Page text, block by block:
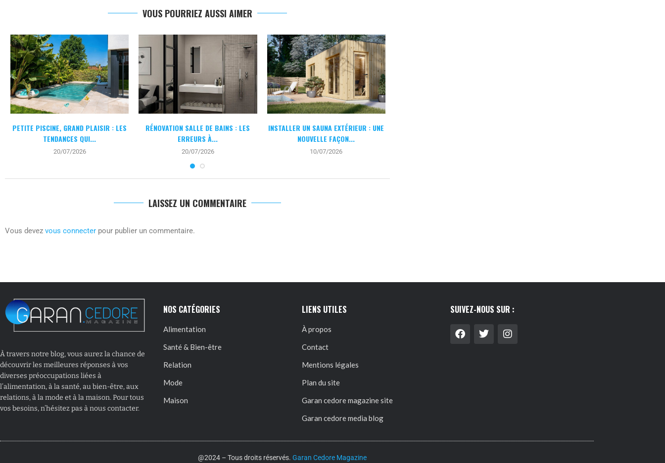
VOUS POURRIEZ AUSSI AIMER
PETITE PISCINE, GRAND PLAISIR : LES
TENDANCES QUI...
20/07/2026
RÉNOVATION SALLE DE BAINS : LES
ERREURS À...
20/07/2026
INSTALLER UN SAUNA EXTÉRIEUR : UNE
NOUVELLE FAÇON...
10/07/2026
LAISSEZ UN COMMENTAIRE
Vous devez vous connecter pour publier un commentaire.
À travers notre blog, vous aurez la chance de
découvrir les meilleures réponses à vos
diverses préoccupations liées à
l’alimentation, à la santé, au bien-être, aux
relations, à la mode et à la maison. Pour tous
vos besoins, n’hésitez pas à nous contacter.
NOS CATÉGORIES
Alimentation
Santé & Bien-être
Relation
Mode
Maison
LIENS UTILES
À propos
Contact
Mentions légales
Plan du site
Garan cedore magazine site
Garan cedore media blog
SUIVEZ-NOUS SUR :
@2024 – Tous droits réservés. Garan Cedore Magazine